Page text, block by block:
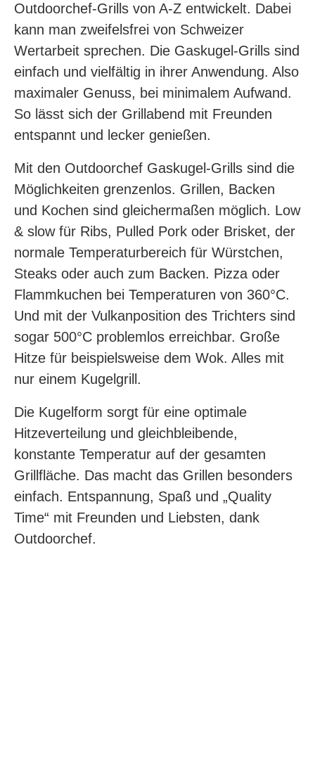
Outdoorchef-Grills von A-Z entwickelt. Dabei
kann man zweifelsfrei von Schweizer
Wertarbeit sprechen. Die Gaskugel-Grills sind
einfach und vielfältig in ihrer Anwendung. Also
maximaler Genuss, bei minimalem Aufwand.
So lässt sich der Grillabend mit Freunden
entspannt und lecker genießen.
Mit den Outdoorchef Gaskugel-Grills sind die
Möglichkeiten grenzenlos. Grillen, Backen
und Kochen sind gleichermaßen möglich. Low
& slow für Ribs, Pulled Pork oder Brisket, der
normale Temperaturbereich für Würstchen,
Steaks oder auch zum Backen. Pizza oder
Flammkuchen bei Temperaturen von 360°C.
Und mit der Vulkanposition des Trichters sind
sogar 500°C problemlos erreichbar. Große
Hitze für beispielsweise dem Wok. Alles mit
nur einem Kugelgrill.
Die Kugelform sorgt für eine optimale
Hitzeverteilung und gleichbleibende,
konstante Temperatur auf der gesamten
Grillfläche. Das macht das Grillen besonders
einfach. Entspannung, Spaß und „Quality
Time“ mit Freunden und Liebsten, dank
Outdoorchef.